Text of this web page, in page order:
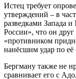
Истец требует
утверждений – в
разведками Запада
России», что он друг
«противником
нанёсшим удар по её
Бергману также не
сравнивает его с